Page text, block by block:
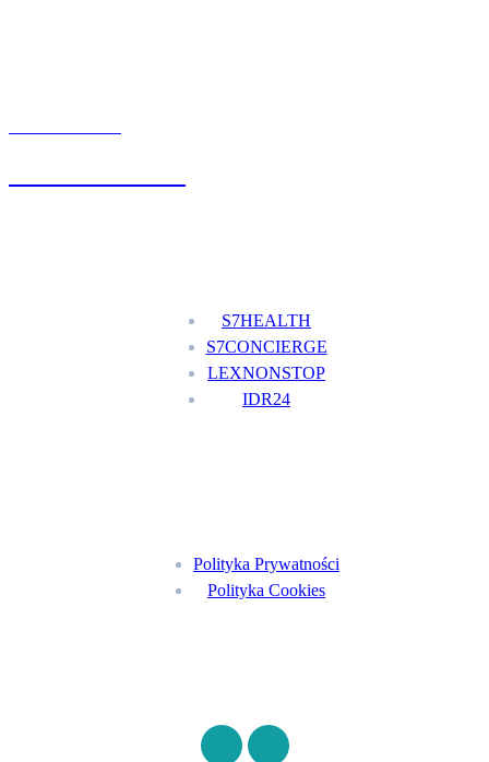
S7HEALTH
S7CONCIERGE
LEXNONSTOP
IDR24
Polityka Prywatności
Polityka Cookies